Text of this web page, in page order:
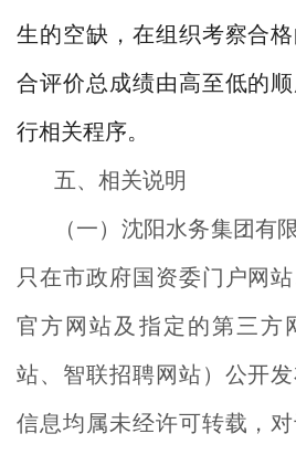
生的空缺，在组织考察合
合评价总成绩由高至低的
行相关程序。
五、相关说明
（一）沈阳水务集团有
只在市政府国资委门户网
官方网站及指定的第三方
站、智联招聘网站）公开
信息均属未经许可转载，